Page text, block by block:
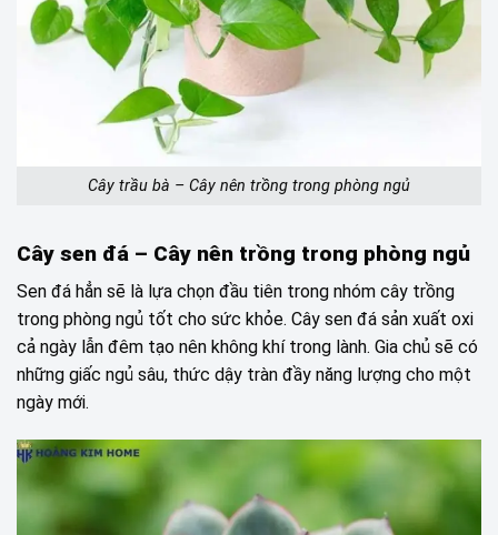
Cây trầu bà – Cây nên trồng trong phòng ngủ
Cây sen đá – Cây nên trồng trong phòng ngủ
Sen đá hẳn sẽ là lựa chọn đầu tiên trong nhóm cây trồng
trong phòng ngủ tốt cho sức khỏe. Cây sen đá sản xuất oxi
cả ngày lẫn đêm tạo nên không khí trong lành. Gia chủ sẽ có
những giấc ngủ sâu, thức dậy tràn đầy năng lượng cho một
ngày mới.